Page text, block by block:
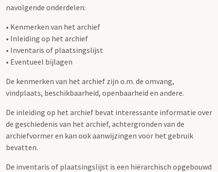
navolgende onderdelen:
• Kenmerken van het archief
• Inleiding op het archief
• Inventaris of plaatsingslijst
• Eventueel bijlagen
De kenmerken van het archief zijn o.m. de omvang,
vindplaats, beschikbaarheid, openbaarheid en andere.
De inleiding op het archief bevat interessante informatie over
de geschiedenis van het archief, achtergronden van de
archiefvormer en kan ook aanwijzingen voor het gebruik
bevatten.
De inventaris of plaatsingslijst is een hiërarchisch opgebouwd